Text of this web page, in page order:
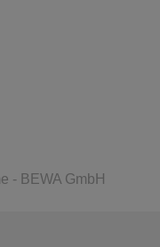
- BEWA GmbH